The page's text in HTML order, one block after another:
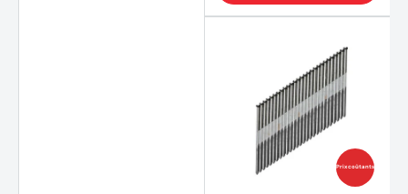
Prix coûtants